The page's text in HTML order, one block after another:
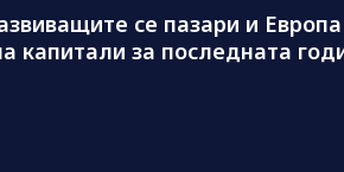
се пазари и Европа
капитали за последната